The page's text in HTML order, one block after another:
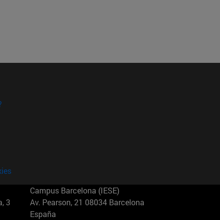
3
Campus Barcelona (IESE)
Av. Pearson, 21 08034 Barcelona
España